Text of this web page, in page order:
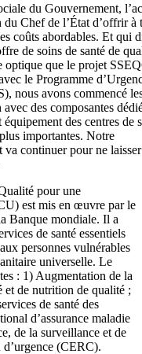
du Gouvernement,
Chef de l’État d’offrir à
coûts abordables. Et qui
de soins de santé de
optique que le projet
le Programme
nous avons commencé
des composantes
des centres de
importantes. Notre
va continuer pour ne laisser
pour une
est mis en œuvre par le
Banque mondiale. Il a
de santé essentiels
personnes vulnérables
universelle. Le
: 1) Augmentation de la
et de nutrition de qualité ;
de santé des
d’assurance maladie
de la surveillance et de
(CERC).